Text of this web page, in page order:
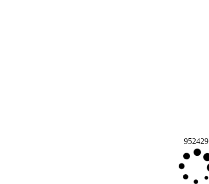
952429